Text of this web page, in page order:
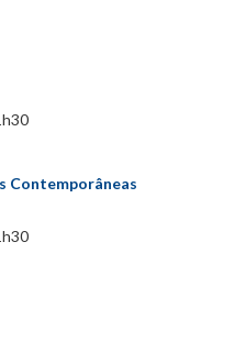
Contemporâneas